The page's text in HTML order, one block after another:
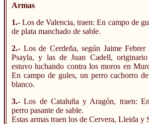
Armas
1.- Los de Valencia, traen: En campo de
de plata manchado de sable.
2.- Los de Cerdeña, según Jaime
Psayla, y las de Juan Cadell,
estuvo luchando contra los moros en
En campo de gules, un perro cachorro
blanco.
3.- Los de Cataluña y Aragón, traen:
perro pasante de sable.
Estas armas traen los de Cervera, Lleida y